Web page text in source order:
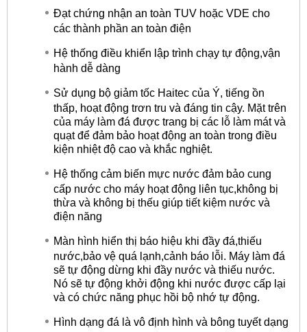
Đạt chứng nhận an toàn TUV hoặc VDE cho
các thành phần an toàn điện
Hệ thống điều khiển lập trình chạy tự động,vận
hành dễ dàng
Sử dụng bộ giảm tốc Haitec của Ý, tiếng ồn
thấp, hoạt động trơn tru và đáng tin cậy. Mặt trên
của máy làm đá được trang bị các lỗ làm mát và
quạt để đảm bảo hoạt động an toàn trong điều
kiện nhiệt độ cao và khắc nghiệt.
Hệ thống cảm biến mực nước đảm bảo cung
cấp nước cho máy hoạt động liên tục,không bị
thừa và không bị thếu giúp tiết kiệm nước và
điện năng
Màn hình hiển thị báo hiệu khi đầy đá,thiếu
nước,bảo vệ quá lạnh,cảnh báo lỗi. Máy làm đá
sẽ tự động dừng khi đầy nước và thiếu nước.
Nó sẽ tự động khởi động khi nước được cấp lại
và có chức năng phục hồi bộ nhớ tự động.
Hình dạng đá là vô định hình và bông tuyết dạng